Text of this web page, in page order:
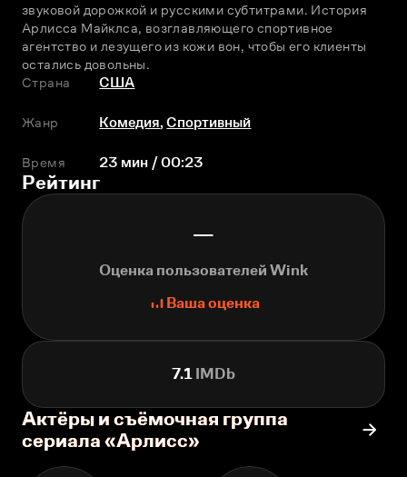
звуковой дорожкой и русскими субтитрами. История
Арлисса Майклса, возглавляющего спортивное
агентство и лезущего из кожи вон, чтобы его клиенты
остались довольны.
Страна
США
Жанр Комедия,Спортивный
Время 23 мин / 00:23
Рейтинг
—
Оценка пользователей Wink
Ваша оценка
7.1 IMDb
Актёры и съёмочная группа
сериала «Арлисс»